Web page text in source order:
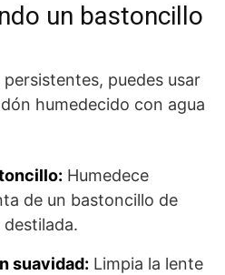
un bastoncillo
puedes usar
humedecido con agua
Humedece
de un bastoncillo de
suavidad: Limpia la lente